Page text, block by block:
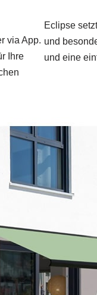
via App.
Ihre
Eclipse
und
und eine